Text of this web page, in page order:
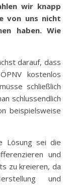
wir knapp
von uns nicht
haben. Wie
darauf, dass
kostenlos
schließlich
schlussendlich
beispielsweise
Lösung sei die
und
zu kreieren, da
und